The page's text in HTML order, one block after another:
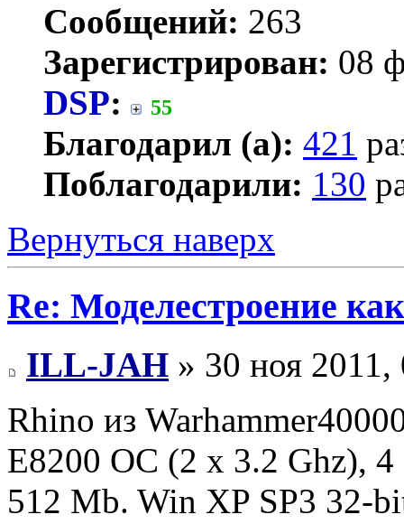
Сообщений: 263
Зарегистрирован: 08
DSP: 55
Благодарил (а): 421
Поблагодарили: 130
Вернуться наверх
Re: Моделестроение
ILL-JAH » 30 ноя 2011,
Rhino из
E8200 OC (2 x 3.2 Ghz),
512 Mb. Win XP SP3 32-